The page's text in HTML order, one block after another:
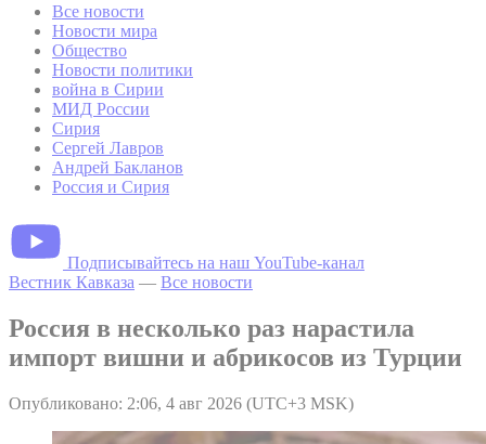
Все новости
Новости мира
Общество
Новости политики
война в Сирии
МИД России
Сирия
Сергей Лавров
Андрей Бакланов
Россия и Сирия
Подписывайтесь на наш YouTube-канал
Вестник Кавказа — Все новости
Россия в несколько раз нарастила
импорт вишни и абрикосов из Турции
Опубликовано: 2:06, 4 авг 2026 (UTC+3 MSK)